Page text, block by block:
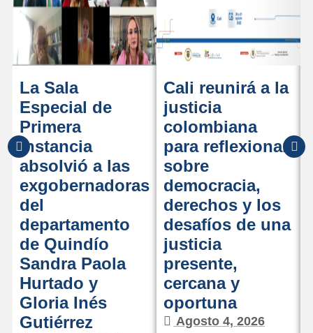
La Sala
Especial de
Primera
Instancia
absolvió a las
exgobernadoras
del
departamento
de Quindío
Sandra Paola
Hurtado y
Gloria Inés
Gutiérrez
Cali reunirá a la
justicia
colombiana
para reflexionar
sobre
democracia,
derechos y los
desafíos de una
justicia
presente,
cercana y
oportuna
Agosto 4, 2026